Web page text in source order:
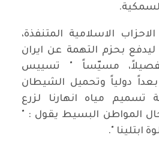
الاسلامية المتنفذة،
بحزم التهمة عن ايران
مسيّساً " تسييس
دولياً وتحميل الشيطان
تسميم مياه انهارنا لزرع
المواطن البسيط يقول : "
ابتلينا ".